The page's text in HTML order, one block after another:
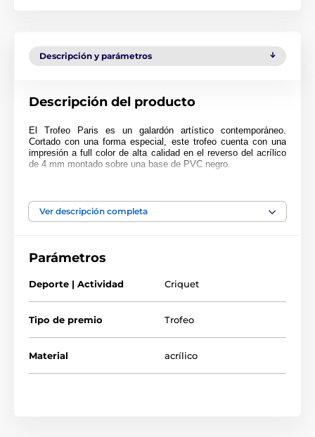
Descripción y parámetros
Descripción del producto
El Trofeo Paris es un galardón artístico contemporáneo.
Cortado con una forma especial, este trofeo cuenta con una
impresión a full color de alta calidad en el reverso del acrílico
de 4 mm montado sobre una base de PVC negro.
Ver descripción completa
Parámetros
Deporte | Actividad Criquet
Tipo de premio Trofeo
Material acrílico